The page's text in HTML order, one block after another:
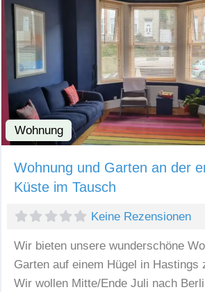
Wohnung
Wohnung und Garten an der
Küste im Tausch
Keine Rezensionen
Wir bieten unsere wunderschöne
Garten auf einem Hügel in Hastings
Wir wollen Mitte/Ende Juli nach